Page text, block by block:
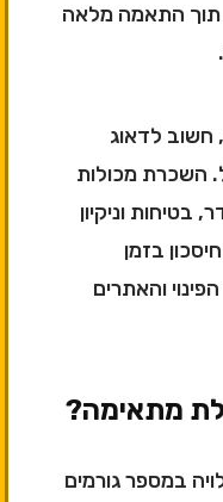
תוך התאמה מלאה
לדאוג
השכרת מכולות
וניקיון
בזמן
והאתרים
מתאימה?
במספר גורמים